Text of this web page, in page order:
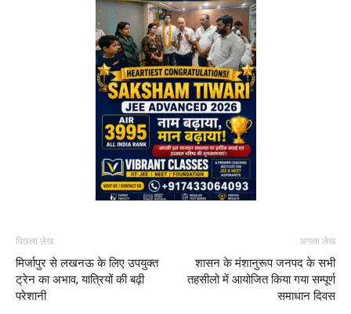
पिछला लेख
मिर्जापुर से लखनऊ के लिए उपयुक्त
ट्रेन का अभाव, यात्रियों की बढ़ी
परेशानी
अगला लेख
शासन के मंशानुरूप जनपद के सभी
तहसीलो में आयोजित किया गया सम्पूर्ण
समाधान दिवस